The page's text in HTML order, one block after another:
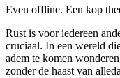
Even offline. Een kop
Rust is voor iedereen
cruciaal. In een wereld
adem te komen
zonder de haast van